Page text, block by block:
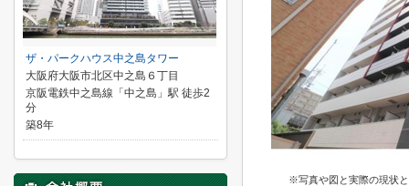
※写真や図と実際の現状
ザ・パークハウス中之島タワー
大阪府大阪市北区中之島６丁目
京阪電鉄中之島線「中之島」駅 徒歩2
分
築8年